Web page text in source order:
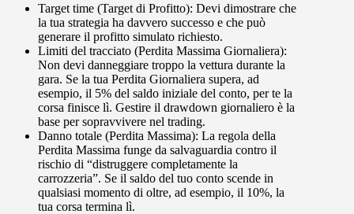
Target time (Target di Profitto): Devi dimostrare che
la tua strategia ha davvero successo e che può
generare il profitto simulato richiesto.
Limiti del tracciato (Perdita Massima Giornaliera):
Non devi danneggiare troppo la vettura durante la
gara. Se la tua Perdita Giornaliera supera, ad
esempio, il 5% del saldo iniziale del conto, per te la
corsa finisce lì. Gestire il drawdown giornaliero è la
base per sopravvivere nel trading.
Danno totale (Perdita Massima): La regola della
Perdita Massima funge da salvaguardia contro il
rischio di “distruggere completamente la
carrozzeria”. Se il saldo del tuo conto scende in
qualsiasi momento di oltre, ad esempio, il 10%, la
tua corsa termina lì.